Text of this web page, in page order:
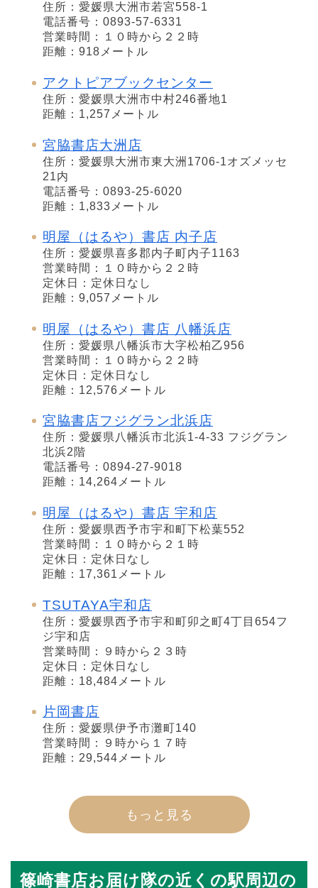
住所：愛媛県大洲市若宮558-1
電話番号：0893-57-6331
営業時間：１０時から２２時
距離：918メートル
アクトピアブックセンター
住所：愛媛県大洲市中村246番地1
距離：1,257メートル
宮脇書店大洲店
住所：愛媛県大洲市東大洲1706-1オズメッセ
21内
電話番号：0893-25-6020
距離：1,833メートル
明屋（はるや）書店 内子店
住所：愛媛県喜多郡内子町内子1163
営業時間：１０時から２２時
定休日：定休日なし
距離：9,057メートル
明屋（はるや）書店 八幡浜店
住所：愛媛県八幡浜市大字松柏乙956
営業時間：１０時から２２時
定休日：定休日なし
距離：12,576メートル
宮脇書店フジグラン北浜店
住所：愛媛県八幡浜市北浜1-4-33 フジグラン
北浜2階
電話番号：0894-27-9018
距離：14,264メートル
明屋（はるや）書店 宇和店
住所：愛媛県西予市宇和町下松葉552
営業時間：１０時から２１時
定休日：定休日なし
距離：17,361メートル
TSUTAYA宇和店
住所：愛媛県西予市宇和町卯之町4丁目654フ
ジ宇和店
営業時間：９時から２３時
定休日：定休日なし
距離：18,484メートル
片岡書店
住所：愛媛県伊予市灘町140
営業時間：９時から１７時
距離：29,544メートル
もっと見る
篠崎書店お届け隊の近くの駅周辺の